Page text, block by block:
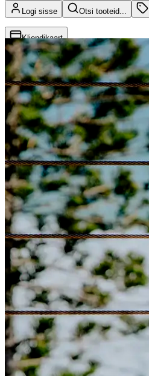
Logi sisse Otsi tooteid...
Kliendikaart